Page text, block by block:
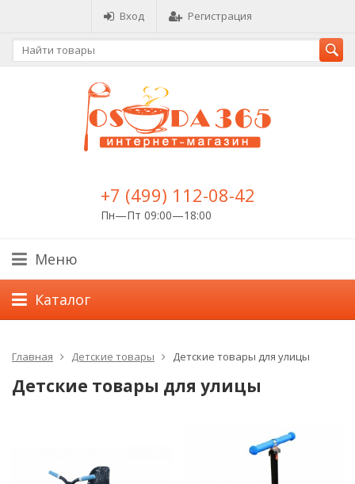
Вход Регистрация
+7 (499) 112-08-42
Пн—Пт 09:00—18:00
Меню
Каталог
Главная Детские товары Детские товары для улицы
Детские товары для улицы